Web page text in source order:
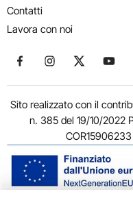
Contatti
Lavora con noi
Seguici su Facebook
Seguici suSeguici su
Sito realizzato con il
n. 385 del 19/10/2022